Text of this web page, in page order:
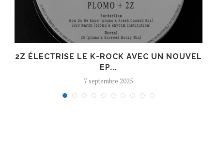
2Z ÉLECTRISE LE K-ROCK AVEC UN NOUVEL
EP...
7 septembre 2025